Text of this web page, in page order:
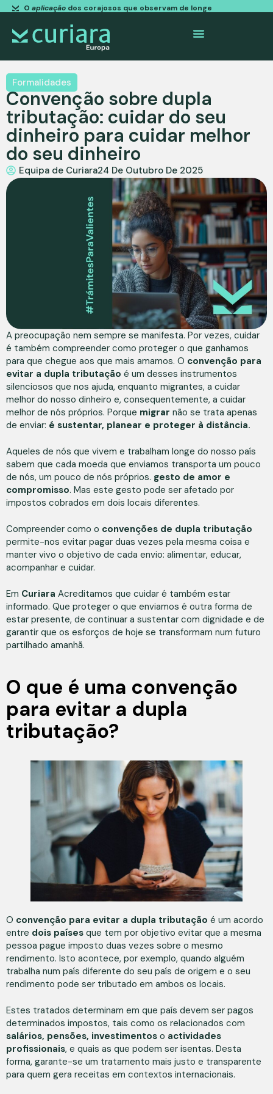
O aplicaçãodos corajosos que observam de longe
Formalidades
Convenção sobre dupla
tributação: cuidar do seu
dinheiro para cuidar melhor
do seu dinheiro
Equipa de Curiara24 De Outubro De 2025
A preocupação nem sempre se manifesta. Por vezes, cuidar
é também compreender como proteger o que ganhamos
para que chegue aos que mais amamos. O convenção para
evitar a dupla tributação é um desses instrumentos
silenciosos que nos ajuda, enquanto migrantes, a cuidar
melhor do nosso dinheiro e, consequentemente, a cuidar
melhor de nós próprios. Porque migrar não se trata apenas
de enviar: é sustentar, planear e proteger à distância.
Aqueles de nós que vivem e trabalham longe do nosso país
sabem que cada moeda que enviamos transporta um pouco
de nós, um pouco de nós próprios. gesto de amor e
compromisso. Mas este gesto pode ser afetado por
impostos cobrados em dois locais diferentes.
Compreender como o convenções de dupla tributação
permite-nos evitar pagar duas vezes pela mesma coisa e
manter vivo o objetivo de cada envio: alimentar, educar,
acompanhar e cuidar.
Em Curiara Acreditamos que cuidar é também estar
informado. Que proteger o que enviamos é outra forma de
estar presente, de continuar a sustentar com dignidade e de
garantir que os esforços de hoje se transformam num futuro
partilhado amanhã.
O que é uma convenção
para evitar a dupla
tributação?
O convenção para evitar a dupla tributação é um acordo
entre dois países que tem por objetivo evitar que a mesma
pessoa pague imposto duas vezes sobre o mesmo
rendimento. Isto acontece, por exemplo, quando alguém
trabalha num país diferente do seu país de origem e o seu
rendimento pode ser tributado em ambos os locais.
Estes tratados determinam em que país devem ser pagos
determinados impostos, tais como os relacionados com
salários, pensões, investimentos o actividades
profissionais, e quais as que podem ser isentas. Desta
forma, garante-se um tratamento mais justo e transparente
para quem gera receitas em contextos internacionais.